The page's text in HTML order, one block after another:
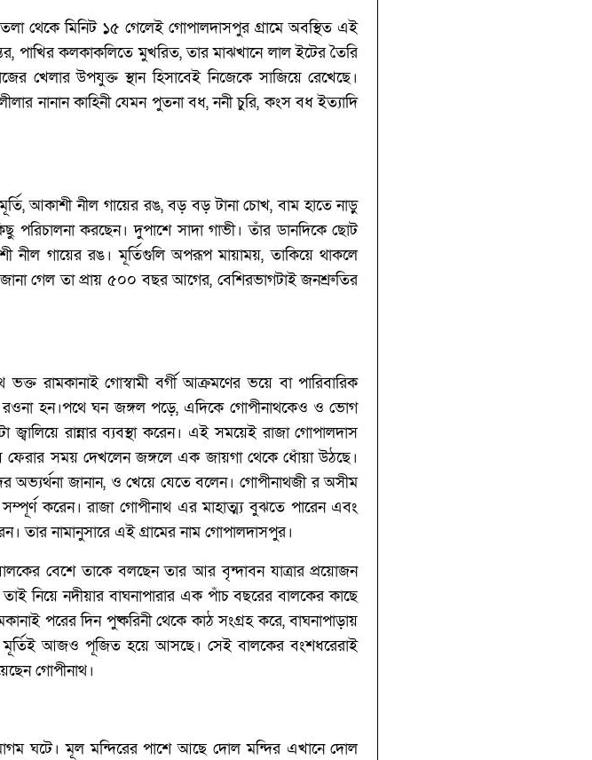
থেকে মিনিট ১৫ গেলেই গোপালদাসপুর গ্রামে অবস্থিত এই
পাখির কলকাকলিতে মুখরিত, তার মাঝখানে লাল ইটের তৈরি
খেলার উপযুক্ত স্থান হিসাবেই নিজেকে সাজিয়ে রেখেছে।
নানান কাহিনী যেমন পুতনা বধ, ননী চুরি, কংস বধ ইত্যাদি
আকাশী নীল গায়ের রঙ, বড় বড় টানা চোখ, বাম হাতে নাড়ু
করছেন। দুপাশে সাদা গাভী। তাঁর ডানদিকে ছোট
গায়ের রঙ। মূর্তিগুলি অপরূপ মায়াময়, তাকিয়ে থাকলে
গেল তা প্রায় ৫০০ বছর আগের, বেশিরভাগটাই জনশ্রুতির
ভক্ত রামকানাই গোস্বামী বর্গী আক্রমণের ভয়ে বা পারিবারিক
রওনা হন।পথে ঘন জঙ্গল পড়ে, এদিকে গোপীনাথকেও ও ভোগ
রান্নার ব্যবস্থা করেন। এই সময়েই রাজা গোপালদাস
ফেরার সময় দেখলেন জঙ্গলে এক জায়গা থেকে ধোঁয়া উঠছে।
অভ্যর্থনা জানান, ও খেয়ে যেতে বলেন। গোপীনাথজী র অসীম
করেন। রাজা গোপীনাথ এর মাহাত্ম্য বুঝতে পারেন এবং
তার নামানুসারে এই গ্রামের নাম গোপালদাসপুর।
বালকের বেশে তাকে বলছেন তার আর বৃন্দাবন যাত্রার প্রয়োজন
নিয়ে নদীয়ার বাঘনাপারার এক পাঁচ বছরের বালকের কাছে
পরের দিন পুষ্করিনী থেকে কাঠ সংগ্রহ করে, বাঘনাপাড়ায়
মূর্তিই আজও পূজিত হয়ে আসছে। সেই বালকের বংশধরেরাই
গোপীনাথ।
ঘটে। মূল মন্দিরের পাশে আছে দোল মন্দির এখানে দোল